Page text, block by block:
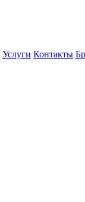
Услуги Контакты